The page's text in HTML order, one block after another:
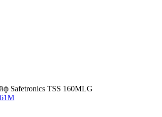
Safetronics TSS 160MLG